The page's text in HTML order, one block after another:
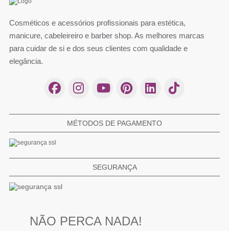
Cosméticos e acessórios profissionais para estética,
manicure, cabeleireiro e barber shop. As melhores marcas
para cuidar de si e dos seus clientes com qualidade e
elegância.
MÉTODOS DE PAGAMENTO
SEGURANÇA